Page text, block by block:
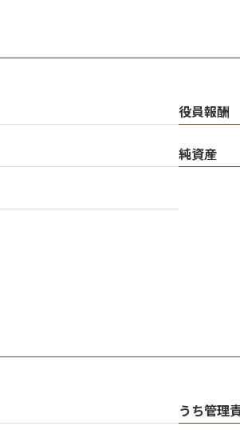
役員報酬
純資産
うち管理